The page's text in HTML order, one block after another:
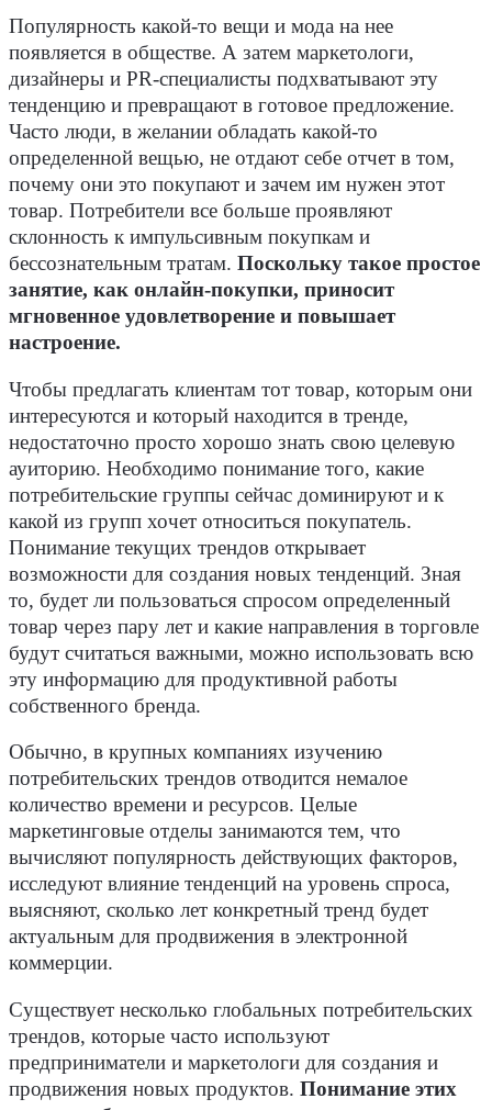
Популярность какой-то вещи и мода на нее
появляется в обществе. А затем маркетологи,
дизайнеры и PR-специалисты подхватывают эту
тенденцию и превращают в готовое предложение.
Часто люди, в желании обладать какой-то
определенной вещью, не отдают себе отчет в том,
почему они это покупают и зачем им нужен этот
товар. Потребители все больше проявляют
склонность к импульсивным покупкам и
бессознательным тратам. Поскольку такое простое
занятие, как онлайн-покупки, приносит
мгновенное удовлетворение и повышает
настроение.
Чтобы предлагать клиентам тот товар, которым они
интересуются и который находится в тренде,
недостаточно просто хорошо знать свою целевую
ауиторию. Необходимо понимание того, какие
потребительские группы сейчас доминируют и к
какой из групп хочет относиться покупатель.
Понимание текущих трендов открывает
возможности для создания новых тенденций. Зная
то, будет ли пользоваться спросом определенный
товар через пару лет и какие направления в торговле
будут считаться важными, можно использовать всю
эту информацию для продуктивной работы
собственного бренда.
Обычно, в крупных компаниях изучению
потребительских трендов отводится немалое
количество времени и ресурсов. Целые
маркетинговые отделы занимаются тем, что
вычисляют популярность действующих факторов,
исследуют влияние тенденций на уровень спроса,
выясняют, сколько лет конкретный тренд будет
актуальным для продвижения в электронной
коммерции.
Существует несколько глобальных потребительских
трендов, которые часто используют
предприниматели и маркетологи для создания и
продвижения новых продуктов. Понимание этих